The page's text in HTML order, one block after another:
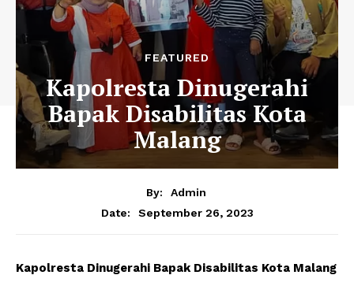
FEATURED
Kapolresta Dinugerahi
Bapak Disabilitas Kota
Malang
By:
Admin
Date:
September 26, 2023
Kapolresta Dinugerahi Bapak Disabilitas Kota Malang